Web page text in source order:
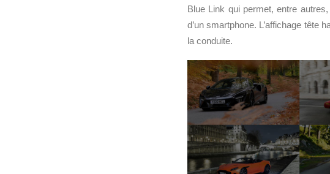
Blue Link qui permet, entre
d’un smartphone. L’affichage tête
la conduite.